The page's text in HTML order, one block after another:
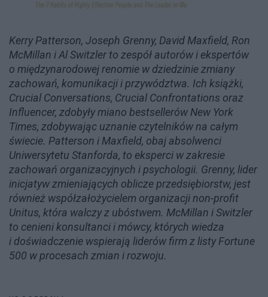
Kerry Patterson, Joseph Grenny, David Maxfield, Ron
McMillan i Al Switzler to zespół autorów i ekspertów
o międzynarodowej renomie w dziedzinie zmiany
zachowań, komunikacji i przywództwa. Ich książki,
Crucial Conversations, Crucial Confrontations oraz
Influencer, zdobyły miano bestsellerów New York
Times, zdobywając uznanie czytelników na całym
świecie. Patterson i Maxfield, obaj absolwenci
Uniwersytetu Stanforda, to eksperci w zakresie
zachowań organizacyjnych i psychologii. Grenny, lider
inicjatyw zmieniających oblicze przedsiębiorstw, jest
również współzałożycielem organizacji non-profit
Unitus, która walczy z ubóstwem. McMillan i Switzler
to cenieni konsultanci i mówcy, których wiedza
i doświadczenie wspierają liderów firm z listy Fortune
500 w procesach zmian i rozwoju.